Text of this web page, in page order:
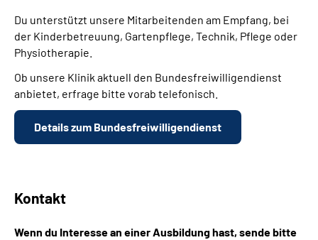
Du unterstützt unsere Mitarbeitenden am Empfang, bei
der Kinderbetreuung, Gartenpflege, Technik, Pflege oder
Physiotherapie.
Ob unsere Klinik aktuell den Bundesfreiwilligendienst
anbietet, erfrage bitte vorab telefonisch.
Details zum Bundesfreiwilligendienst
Kontakt
Wenn du Interesse an einer Ausbildung hast, sende bitte